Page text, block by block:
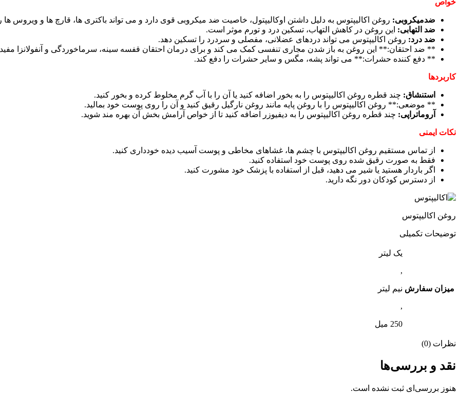
ضدمیکروبی: روغن اکالیپتوس به دلیل داشتن اوکالیپتول، خاصیت ضد میکروبی قوی دارد و می تواند باکتری ها، قارچ ها و ویروس ها
ضد التهابی: این روغن در کاهش التهاب، تسکین درد و تورم موثر است.
ضد درد: روغن اکالیپتوس می تواند دردهای عضلانی، مفصلی و سردرد را تسکین دهد.
** ضد احتقان:** این روغن به باز شدن مجاری تنفسی کمک می کند و برای درمان احتقان قفسه سینه، سرماخوردگی و آنفولانزا
** دفع کننده حشرات:** می تواند پشه، مگس و سایر حشرات را دفع کند.
کاربردها
استنشاق: چند قطره روغن اکالیپتوس را به بخور اضافه کنید یا آن را با آب گرم مخلوط کرده و بخور کنید.
** موضعی:** روغن اکالیپتوس را با روغن پایه مانند روغن نارگیل رقیق کنید و آن را روی پوست خود بمالید.
آروماتراپی: چند قطره روغن اکالیپتوس را به دیفیوزر اضافه کنید تا از خواص آرامش بخش آن بهره مند شوید.
نکات ایمنی
از تماس مستقیم روغن اکالیپتوس با چشم ها، غشاهای مخاطی و پوست آسیب دیده خودداری کنید.
فقط به صورت رقیق شده روی پوست خود استفاده کنید.
اگر باردار هستید یا شیر می دهید، قبل از استفاده با پزشک خود مشورت کنید.
از دسترس کودکان دور نگه دارید.
روغن اکالیپتوس
توضیحات تکمیلی
میزان سفارش
یک لیتر
,
نیم لیتر
,
250 میل
نظرات (0)
نقد و بررسی‌ها
هنوز بررسی‌ای ثبت نشده است.